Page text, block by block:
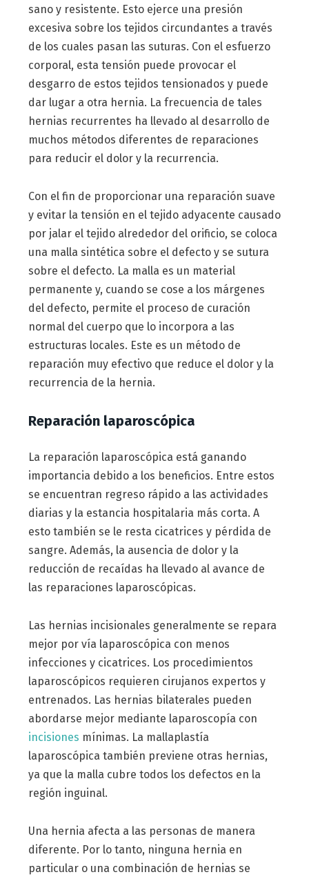
sano y resistente. Esto ejerce una presión
excesiva sobre los tejidos circundantes a través
de los cuales pasan las suturas. Con el esfuerzo
corporal, esta tensión puede provocar el
desgarro de estos tejidos tensionados ​​y puede
dar lugar a otra hernia. La frecuencia de tales
hernias recurrentes ha llevado al desarrollo de
muchos métodos diferentes de reparaciones
para reducir el dolor y la recurrencia.
Con el fin de proporcionar una reparación suave
y evitar la tensión en el tejido adyacente causado
por jalar el tejido alrededor del orificio, se coloca
una malla sintética sobre el defecto y se sutura
sobre el defecto. La malla es un material
permanente y, cuando se cose a los márgenes
del defecto, permite el proceso de curación
normal del cuerpo que lo incorpora a las
estructuras locales. Este es un método de
reparación muy efectivo que reduce el dolor y la
recurrencia de la hernia.
Reparación laparoscópica
La reparación laparoscópica está ganando
importancia debido a los beneficios. Entre estos
se encuentran regreso rápido a las actividades
diarias y la estancia hospitalaria más corta. A
esto también se le resta cicatrices y pérdida de
sangre. Además, la ausencia de dolor y la
reducción de recaídas ha llevado al avance de
las reparaciones laparoscópicas.
Las hernias incisionales generalmente se repara
mejor por vía laparoscópica con menos
infecciones y cicatrices. Los procedimientos
laparoscópicos requieren cirujanos expertos y
entrenados. Las hernias bilaterales pueden
abordarse mejor mediante laparoscopía con
incisiones mínimas. La mallaplastía
laparoscópica también previene otras hernias,
ya que la malla cubre todos los defectos en la
región inguinal.
Una hernia afecta a las personas de manera
diferente. Por lo tanto, ninguna hernia en
particular o una combinación de hernias se